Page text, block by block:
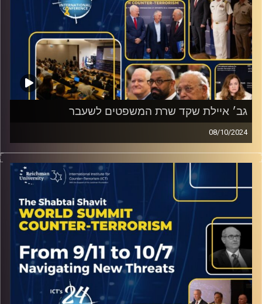
גב׳ איילת שקד שרת המשפטים לשעבר
08/10/2024
ראיון מהכנס השנתי של המכון למדיניות נגד טרור עם גב׳ איילת
שקד שרת המשפטים לשעבר
קרדיט תמונות: ICT